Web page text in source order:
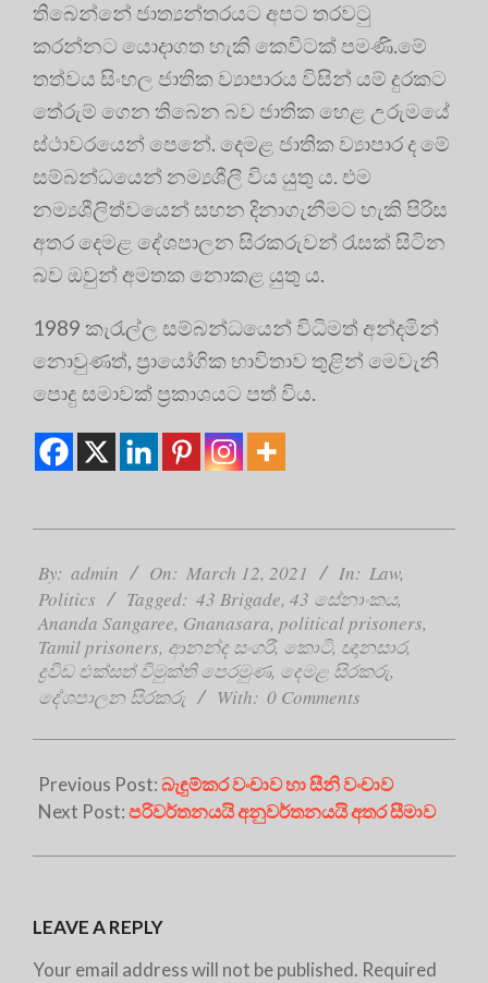
තිබෙන්නේ ජාත්‍යන්තරයට අපට තරවටු
කරන්නට යොදාගත හැකි කෙවිටක් පමණි.මේ
තත්වය සිංහල ජාතික ව්‍යාපාරය විසින් යම් දුරකට
තේරුම් ගෙන තිබෙන බව ජාතික හෙළ උරුමයේ
ස්ථාවරයෙන් පෙනේ. දෙමළ ජාතික ව්‍යාපාර ද මේ
සම්බන්ධයෙන් නම්‍යශීලී විය යුතු ය. එම
නම්‍යශීලිත්වයෙන් සහන දිනාගැනීමට හැකි පිරිස
අතර දෙමළ දේශපාලන සිරකරුවන් රැසක් සිටින
බව ඔවුන් අමතක නොකළ යුතු ය.
1989 කැරැල්ල සම්බන්ධයෙන් විධිමත් අන්දමින්
නොවුණත්, ප්‍රායෝගික භාවිතාව තුළින් මෙවැනි
පොදු සමාවක් ප්‍ර‍කාශයට පත් විය.
03-
12
By: admin On: March 12, 2021 In: Law,
Politics
Tagged: 43 Brigade, 43 සේනාංකය,
Ananda Sangaree, Gnanasara, political prisoners,
Tamil prisoners, ආනන්ද සංගරී, කොටි, ඥානසාර,
ද්‍රවිඩ එක්සත් විමුක්ති පෙරමුණ, දෙමළ සිරකරු,
දේශපාලන සිරකරු
With: 0 Comments
Previous Post:බැඳුම්කර වංචාව හා සීනි වංචාව
Next Post:පරිවර්තනයයි අනුවර්තනයයි අතර සීමාව
LEAVE A REPLY
Your email address will not be published. Required